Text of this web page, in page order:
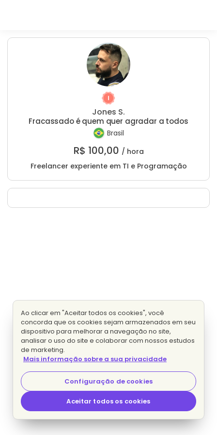
Jones S.
Fracassado é quem quer agradar a todos
Brasil
R$ 100,00 / hora
Freelancer experiente em TI e Programação
Ao clicar em "Aceitar todos os cookies", você
concorda que os cookies sejam armazenados em seu
dispositivo para melhorar a navegação no site,
analisar o uso do site e colaborar com nossos estudos
de marketing.
Mais informação sobre a sua privacidade
Configuração de cookies
Aceitar todos os cookies